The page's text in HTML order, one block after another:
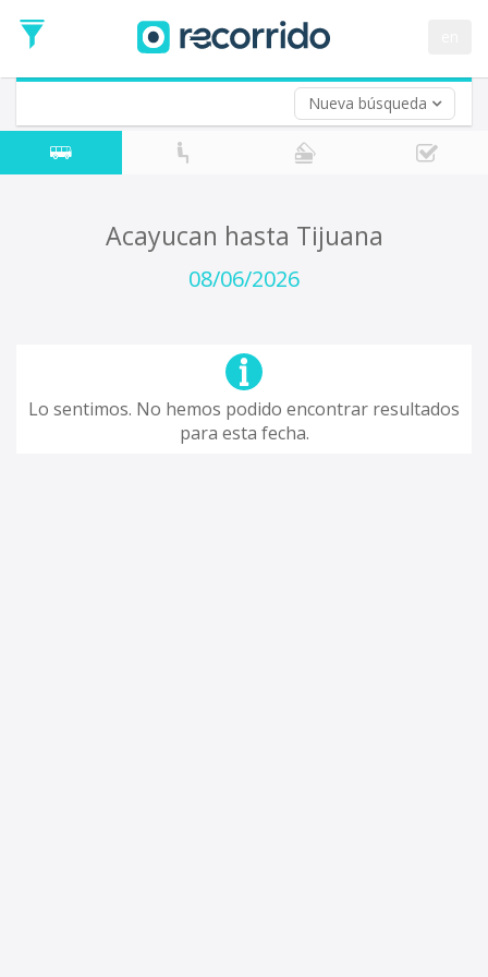
Nueva búsqueda
de
Ida
Vuelta (opcional)
Fecha
de
Acayucan hasta Tijuana
08/06/2026
Lo sentimos. No hemos podido encontrar resultados
para esta fecha.